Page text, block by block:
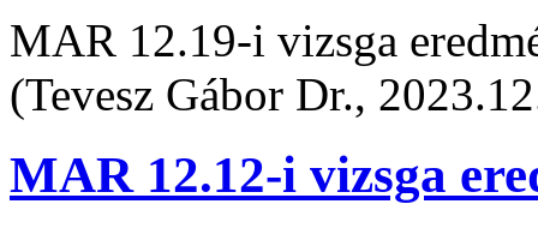
MAR 12.19-i vizsga
(Tevesz Gábor Dr.,
MAR 12.12-i vizsga